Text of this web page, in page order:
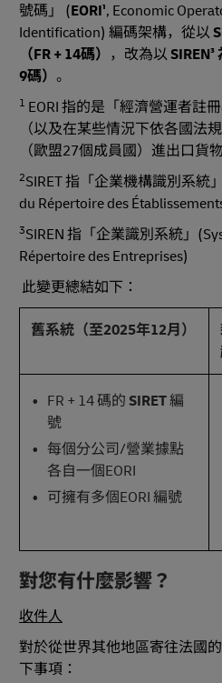
號碼」 (EORI¹, Economic
Identification) 編碼架構，從以
（FR + 14碼） ，改為以
9碼） 。
1 EORI 指的是「經濟營運者註
（以及在某些情況下依各國法
（歐盟27個成員國）進出口貨
2SIRET 指「企業機構識別系統
du Répertoire des
3SIREN 指「企業識別系統」
Répertoire des Entreprises)
此變更總結如下：
舊系統（至2025年12月）
FR + 14 碼的 SIRET編
號
每個分公司/營業據點
各自一個EORI
可擁有多個EORI 編號
對您有什麼影響？
收件人
對於從世界其他地區寄往法國
下事項：